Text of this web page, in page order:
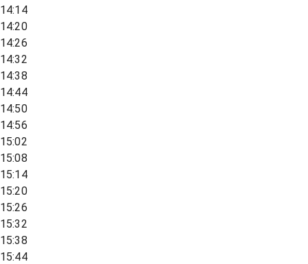
14:14
14:20
14:26
14:32
14:38
14:44
14:50
14:56
15:02
15:08
15:14
15:20
15:26
15:32
15:38
15:44